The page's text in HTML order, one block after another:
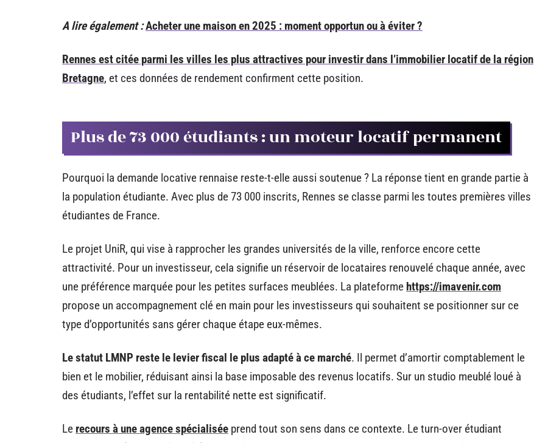
A lire également :Acheter une maison en 2025 : moment opportun ou à éviter ?
Rennes est citée parmi les villes les plus attractives pour investir dans l’immobilier locatif de la région
Bretagne, et ces données de rendement confirment cette position.
Plus de 73 000 étudiants : un moteur locatif permanent
Pourquoi la demande locative rennaise reste-t-elle aussi soutenue ? La réponse tient en grande partie à
la population étudiante. Avec plus de 73 000 inscrits, Rennes se classe parmi les toutes premières villes
étudiantes de France.
Le projet UniR, qui vise à rapprocher les grandes universités de la ville, renforce encore cette
attractivité. Pour un investisseur, cela signifie un réservoir de locataires renouvelé chaque année, avec
une préférence marquée pour les petites surfaces meublées. La plateforme https://imavenir.com
propose un accompagnement clé en main pour les investisseurs qui souhaitent se positionner sur ce
type d’opportunités sans gérer chaque étape eux-mêmes.
Le statut LMNP reste le levier fiscal le plus adapté à ce marché. Il permet d’amortir comptablement le
bien et le mobilier, réduisant ainsi la base imposable des revenus locatifs. Sur un studio meublé loué à
des étudiants, l’effet sur la rentabilité nette est significatif.
Le recours à une agence spécialisée prend tout son sens dans ce contexte. Le turn-over étudiant